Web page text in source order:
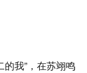
我”，在苏翊鸣